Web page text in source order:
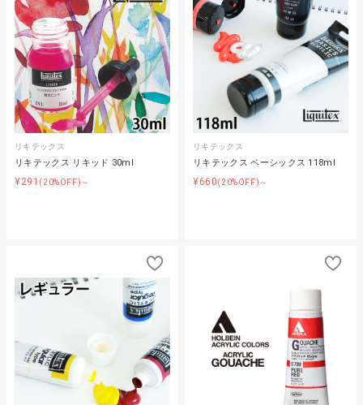
リキテックス
リキテックス リキッド 30ml
¥291 (20%OFF)～
リキテックス
リキテックス ベーシックス 118ml
¥660(20%OFF)～